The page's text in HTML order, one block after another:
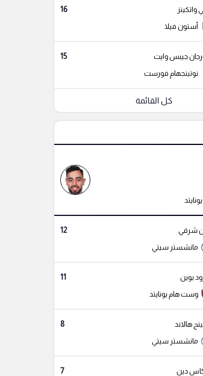
واتكينز 16
أستون فيلا
جيبس وايت 15
نوتينجهام فورست
كل القائمة
شرقي 12
مانشستر سيتي
بوين 11
وست هام يونايتد
هالاند 8
مانشستر سيتي
دين 7